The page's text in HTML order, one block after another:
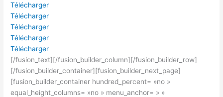
Télécharger
Télécharger
Télécharger
Télécharger
Télécharger
[/fusion_text][/fusion_builder_column][/fusion_builder_row]
[/fusion_builder_container][fusion_builder_next_page]
[fusion_builder_container hundred_percent= »no »
equal_height_columns= »no » menu_anchor= » »